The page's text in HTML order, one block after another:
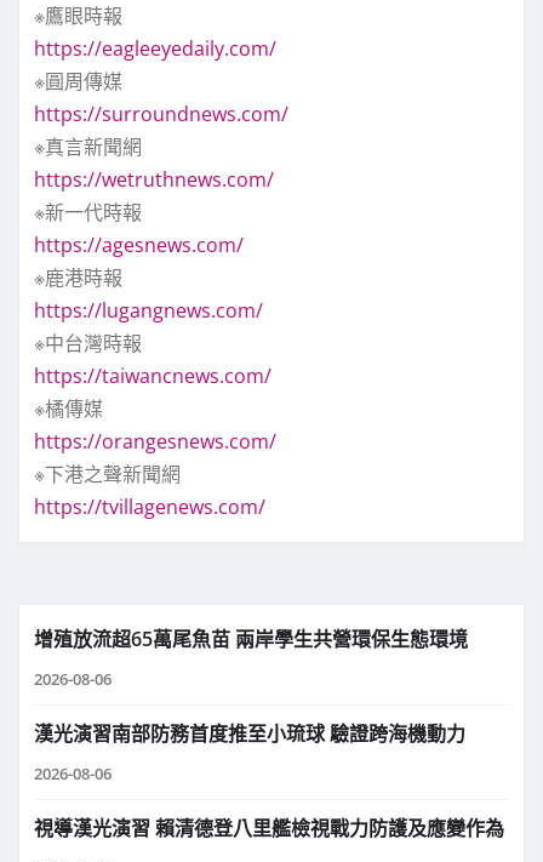
※鷹眼時報
https://eagleeyedaily.com/
※圓周傳媒
https://surroundnews.com/
※真言新聞網
https://wetruthnews.com/
※新一代時報
https://agesnews.com/
※鹿港時報
https://lugangnews.com/
※中台灣時報
https://taiwancnews.com/
※橘傳媒
https://orangesnews.com/
※下港之聲新聞網
https://tvillagenews.com/
增殖放流超65萬尾魚苗 兩岸學生共營環保生態環境
2026-08-06
漢光演習南部防務首度推至小琉球 驗證跨海機動力
2026-08-06
視導漢光演習 賴清德登八里艦檢視戰力防護及應變作為